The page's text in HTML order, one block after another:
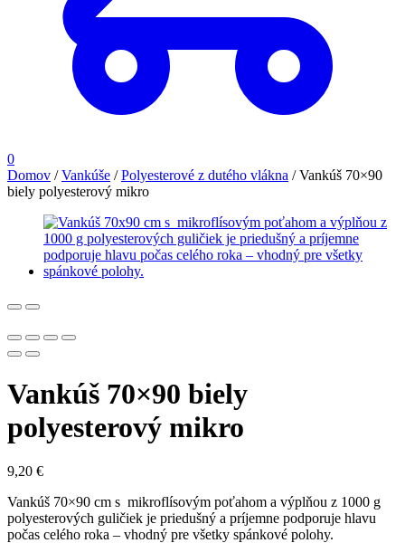
0
Domov /Vankúše /Polyesterové z dutého vlákna /Vankúš 70×90
biely polyesterový mikro
Vankúš 70×90 biely
polyesterový mikro
9,20 €
Vankúš 70×90 cm s mikroflísovým poťahom a výplňou z 1000 g
polyesterových guličiek je priedušný a príjemne podporuje hlavu
počas celého roka – vhodný pre všetky spánkové polohy.